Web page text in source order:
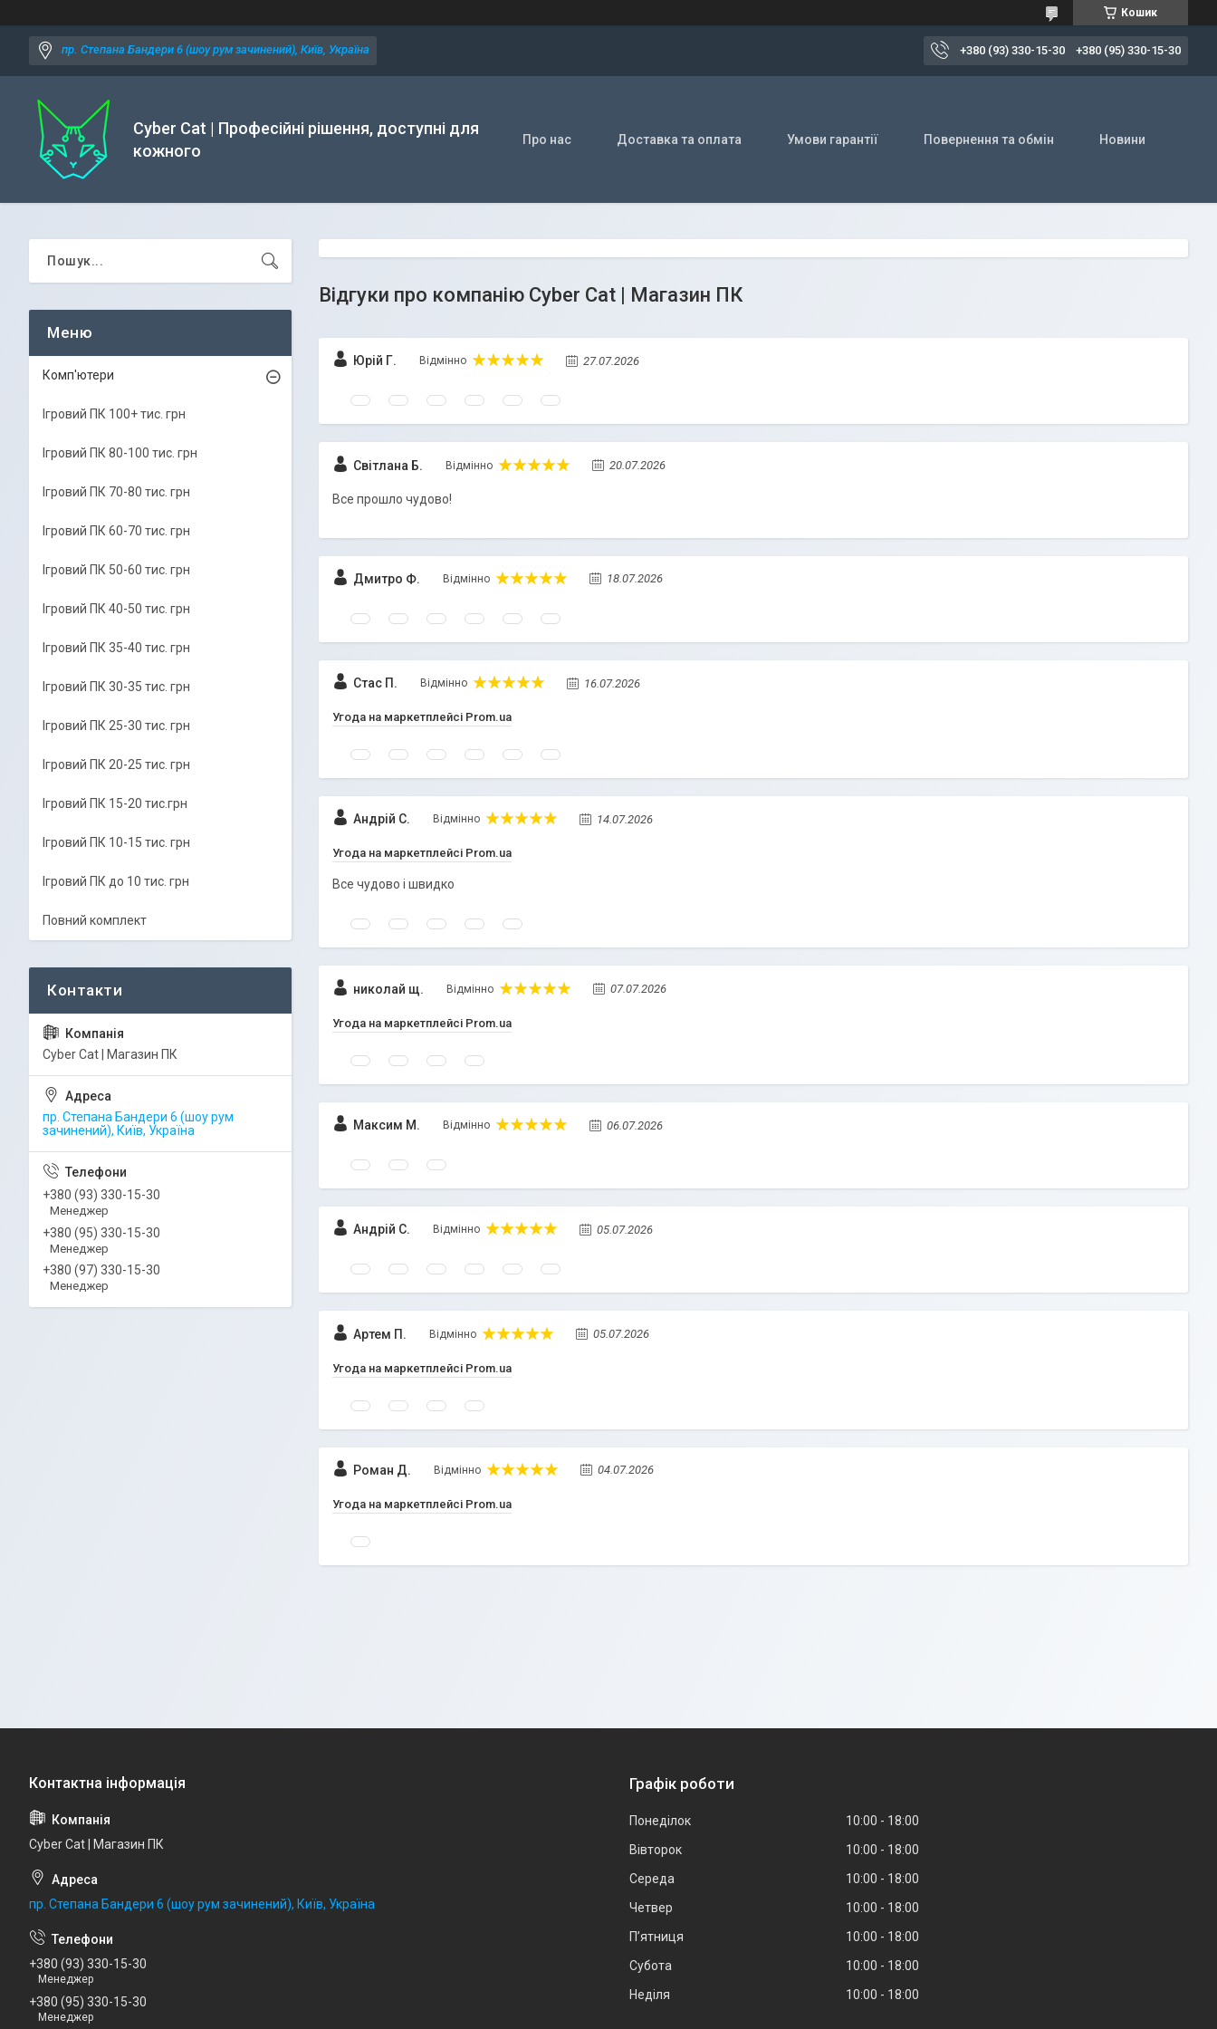
Кошик
пр. Степана Бандери 6 (шоу рум зачинений), Київ, Україна +380 (93) 330-15-30 +380 (95) 330-15-30
Cyber Cat | Професійні рішення, доступні для
кожного
Про нас Доставка та оплата Умови гарантії Повернення та обмін Новини
Відгуки про компанію Cyber Cat | Магазин ПК
Юрій Г. Відмінно 27.07.2026
Світлана Б. Відмінно 20.07.2026
Все прошло чудово!
Дмитро Ф. Відмінно 18.07.2026
Стас П. Відмінно 16.07.2026
Угода на маркетплейсі Prom.ua
Андрій С. Відмінно 14.07.2026
Угода на маркетплейсі Prom.ua
Все чудово і швидко
николай щ. Відмінно 07.07.2026
Угода на маркетплейсі Prom.ua
Максим М. Відмінно 06.07.2026
Андрій С. Відмінно 05.07.2026
Артем П. Відмінно 05.07.2026
Угода на маркетплейсі Prom.ua
Роман Д. Відмінно 04.07.2026
Угода на маркетплейсі Prom.ua
Комп'ютери
Ігровий ПК 100+ тис. грн
Ігровий ПК 80-100 тис. грн
Ігровий ПК 70-80 тис. грн
Ігровий ПК 60-70 тис. грн
Ігровий ПК 50-60 тис. грн
Ігровий ПК 40-50 тис. грн
Ігровий ПК 35-40 тис. грн
Ігровий ПК 30-35 тис. грн
Ігровий ПК 25-30 тис. грн
Ігровий ПК 20-25 тис. грн
Ігровий ПК 15-20 тис.грн
Ігровий ПК 10-15 тис. грн
Ігровий ПК до 10 тис. грн
Повний комплект
Cyber Cat | Магазин ПК
пр. Степана Бандери 6 (шоу рум
зачинений), Київ, Україна
+380 (93) 330-15-30
Менеджер
+380 (95) 330-15-30
Менеджер
+380 (97) 330-15-30
Менеджер
Cyber Cat | Магазин ПК
пр. Степана Бандери 6 (шоу рум зачинений), Київ, Україна
+380 (93) 330-15-30
Менеджер
+380 (95) 330-15-30
Менеджер
Графік роботи
Понеділок 10:00
18:00
Вівторок
10:00
18:00
Середа
10:00
18:00
Четвер
10:00
18:00
Пʼятниця
10:00
18:00
Субота
10:00
18:00
Неділя
10:00 18:00